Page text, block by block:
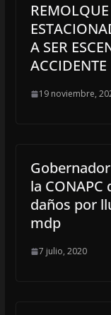
A SER
ACCIDENTE
19 noviembre,
la
daños por
mdp
7 julio, 2020